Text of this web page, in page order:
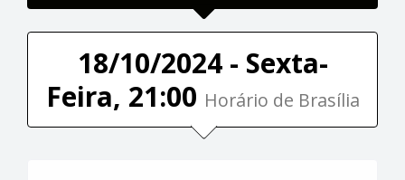
18/10/2024 - Sexta-
Feira, 21:00 Horário de Brasília